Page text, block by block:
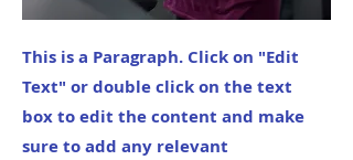
This is a Paragraph. Click on "Edit
Text" or double click on the text
box to edit the content and make
sure to add any relevant